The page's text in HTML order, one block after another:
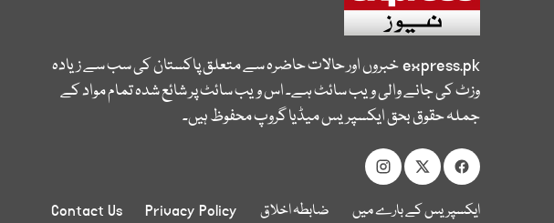
express.pkخبروں اور حالات حاضرہ سے متعلق پاکستان کی سب سے زیادہ
وزٹ کی جانے والی ویب سائٹ ہے۔ اس ویب سائٹ پر شائع شدہ تمام مواد کے
جملہ حقوق بحق ایکسپریس میڈیا گروپ محفوظ ہیں۔
ایکسپریس کے بارے میں ضابطہ اخلاق Privacy Policy
Contact Us